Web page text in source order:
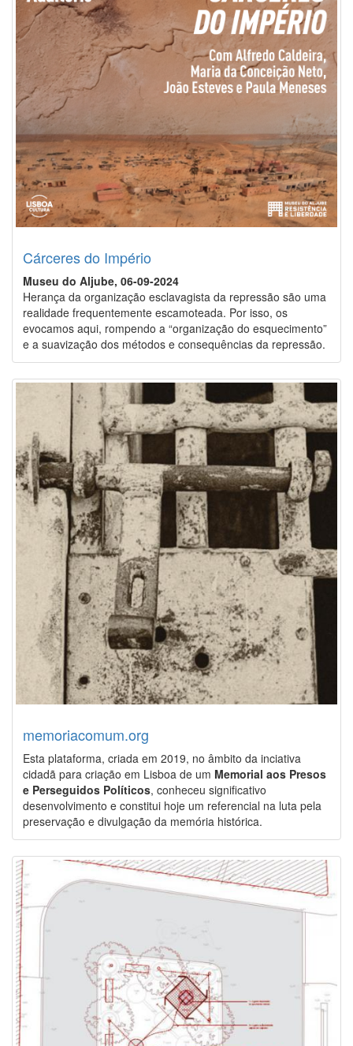
Cárceres do Império
Museu do Aljube, 06-09-2024
Herança da organização esclavagista da repressão são uma
realidade frequentemente escamoteada. Por isso, os
evocamos aqui, rompendo a “organização do esquecimento”
e a suavização dos métodos e consequências da repressão.
memoriacomum.org
Esta plataforma, criada em 2019, no âmbito da inciativa
cidadã para criação em Lisboa de um Memorial aos Presos
e Perseguidos Políticos, conheceu significativo
desenvolvimento e constitui hoje um referencial na luta pela
preservação e divulgação da memória histórica.
Image